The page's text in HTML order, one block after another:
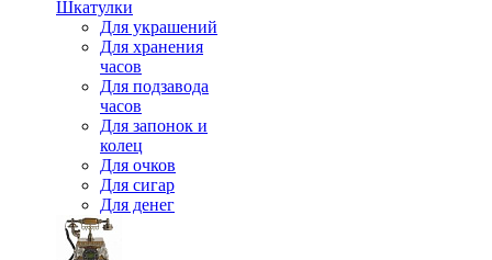
Шкатулки
Для украшений
Для хранения
часов
Для подзавода
часов
Для запонок и
колец
Для очков
Для сигар
Для денег